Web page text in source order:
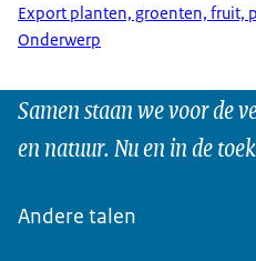
Export planten, groenten, fruit,
Onderwerp
Samen staan we voor de
en natuur. Nu en in de
Andere talen